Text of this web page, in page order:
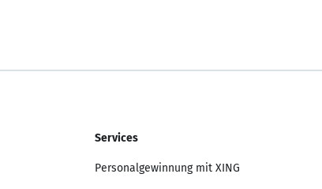
Services
Personalgewinnung mit XING